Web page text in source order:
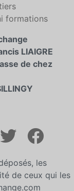
formations
LIAIGRE
de chez
les
de ceux qui les